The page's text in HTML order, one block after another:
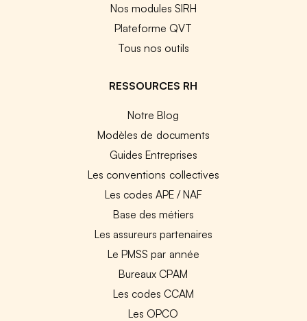
Nos modules SIRH
Plateforme QVT
Tous nos outils
RESSOURCES RH
Notre Blog
Modèles de documents
Guides Entreprises
Les conventions collectives
Les codes APE / NAF
Base des métiers
Les assureurs partenaires
Le PMSS par année
Bureaux CPAM
Les codes CCAM
Les OPCO